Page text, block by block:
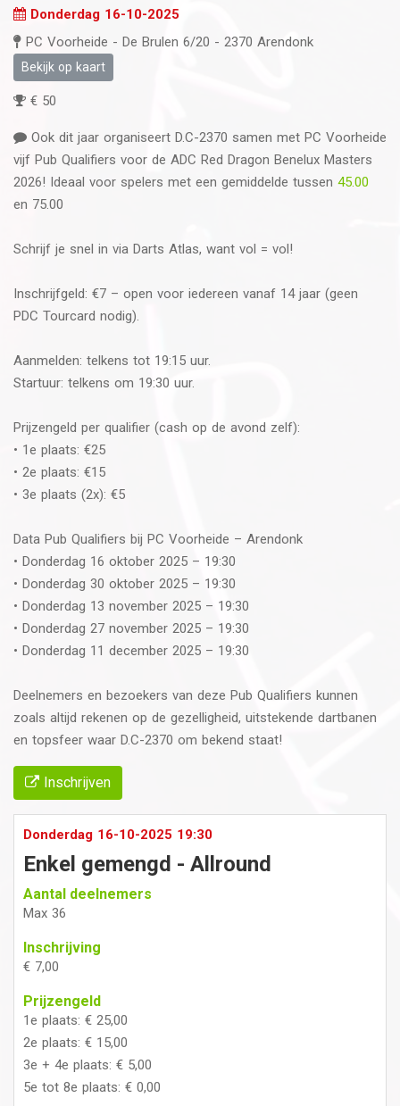
Donderdag 16-10-2025
PC Voorheide - De Brulen 6/20 - 2370 Arendonk
Bekijk op kaart
€ 50
Ook dit jaar organiseert D.C-2370 samen met PC Voorheide
vijf Pub Qualifiers voor de ADC Red Dragon Benelux Masters
2026! Ideaal voor spelers met een gemiddelde tussen 45.00
en 75.00
Schrijf je snel in via Darts Atlas, want vol = vol!
Inschrijfgeld: €7 – open voor iedereen vanaf 14 jaar (geen
PDC Tourcard nodig).
Aanmelden: telkens tot 19:15 uur.
Startuur: telkens om 19:30 uur.
Prijzengeld per qualifier (cash op de avond zelf):
• 1e plaats: €25
• 2e plaats: €15
• 3e plaats (2x): €5
Data Pub Qualifiers bij PC Voorheide – Arendonk
• Donderdag 16 oktober 2025 – 19:30
• Donderdag 30 oktober 2025 – 19:30
• Donderdag 13 november 2025 – 19:30
• Donderdag 27 november 2025 – 19:30
• Donderdag 11 december 2025 – 19:30
Deelnemers en bezoekers van deze Pub Qualifiers kunnen
zoals altijd rekenen op de gezelligheid, uitstekende dartbanen
en topsfeer waar D.C-2370 om bekend staat!
Inschrijven
Donderdag 16-10-2025 19:30
Enkel gemengd - Allround
Aantal deelnemers
Max 36
Inschrijving
€ 7,00
Prijzengeld
1e plaats: € 25,00
2e plaats: € 15,00
3e + 4e plaats: € 5,00
5e tot 8e plaats: € 0,00